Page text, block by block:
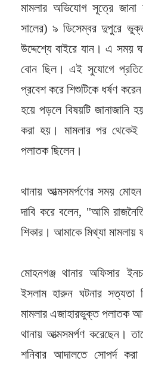
মামলার অভিযোগ সূত্রে
সালের) ৯ ডিসেম্বর দুপুরে
উদ্দেশ্যে বাইরে যান। এ সময়
বোন ছিল। এই সুযোগে
প্রবেশ করে শিশুটিকে ধর্ষণ
হয়ে পড়লে বিষয়টি জানাজানি
করা হয়। মামলার পর থেকেই
পলাতক ছিলেন।
থানায় আত্মসমর্পণের সময় মোহন
দাবি করে বলেন, "আমি
শিকার। আমাকে মিথ্যা মামলায়
মোহনগঞ্জ থানার অফিসার
ইসলাম হারুন ঘটনার সত্যতা
মামলার এজাহারভুক্ত পলাতক
থানায় আত্মসমর্পণ করেছেন।
শনিবার আদালতে সোপর্দ